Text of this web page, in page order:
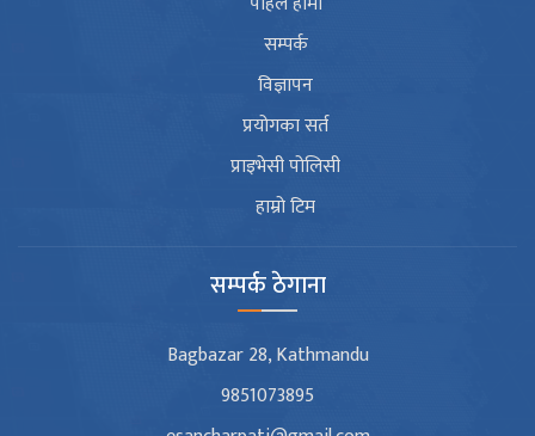
सम्पर्क
विज्ञापन
प्रयोगका सर्त
प्राइभेसी पोलिसी
हाम्रो टिम
सम्पर्क ठेगाना
Bagbazar 28, Kathmandu
9851073895